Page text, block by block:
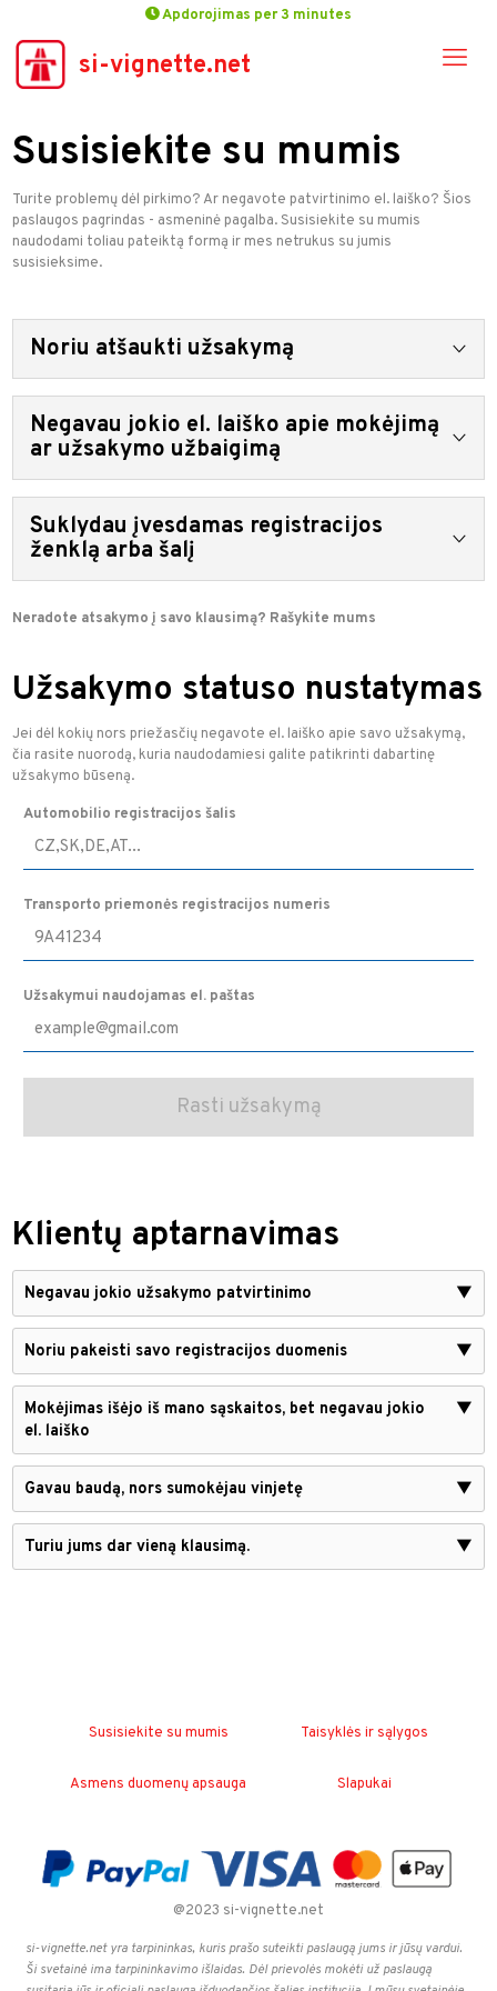
Apdorojimas per 3 minutes
si-vignette.net
Susisiekite su mumis
Turite problemų dėl pirkimo? Ar negavote patvirtinimo el. laiško? Šios
paslaugos pagrindas - asmeninė pagalba. Susisiekite su mumis
naudodami toliau pateiktą formą ir mes netrukus su jumis
susisieksime.
Noriu atšaukti užsakymą
Pagal taisykles ir sąlygas galima susigrąžinti pinigus už
užsakymą prieš pradedant jį vykdyti. Jei užsakymas įvykdytas,
pinigų grąžinimas negalimas.
Negavau jokio el. laiško apie mokėjimą
ar užsakymo užbaigimą
Jei el. pašto adresas įvestas teisingai, patikrinkite
nepageidaujamų laiškų aplanką arba kitus aplankus, į kuriuos
gali būti pristatomi informaciniai el. laiškai. Kai kuriais atvejais
el. laiško galite nerasti įprastiniame pašte.
Suklydau įvesdamas registracijos
ženklą arba šalį
užsakymas dar neapdorotas, galite pakeisti bet kokią
naują užsakymą.
Neradote atsakymo į savo klausimą? Rašykite mums
Užsakymo statuso nustatymas
Jei dėl kokių nors priežasčių negavote el. laiško apie savo užsakymą,
čia rasite nuorodą, kuria naudodamiesi galite patikrinti dabartinę
užsakymo būseną.
Automobilio registracijos šalis
Transporto priemonės registracijos numeris
Užsakymui naudojamas el. paštas
Klientų aptarnavimas
Negavau jokio užsakymo patvirtinimo ▼
Noriu pakeisti savo registracijos duomenis ▼
Mokėjimas išėjo iš mano sąskaitos, bet negavau jokio
el. laiško
▼
Gavau baudą, nors sumokėjau vinjetę ▼
Turiu jums dar vieną klausimą. ▼
Susisiekite su mumis Taisyklės ir sąlygos
Asmens duomenų apsauga Slapukai
@2023 si-vignette.net
si-vignette.net yra tarpininkas, kuris prašo suteikti paslaugą jums ir jūsų vardui.
Ši svetainė ima tarpininkavimo išlaidas. Dėl prievolės mokėti už paslaugą